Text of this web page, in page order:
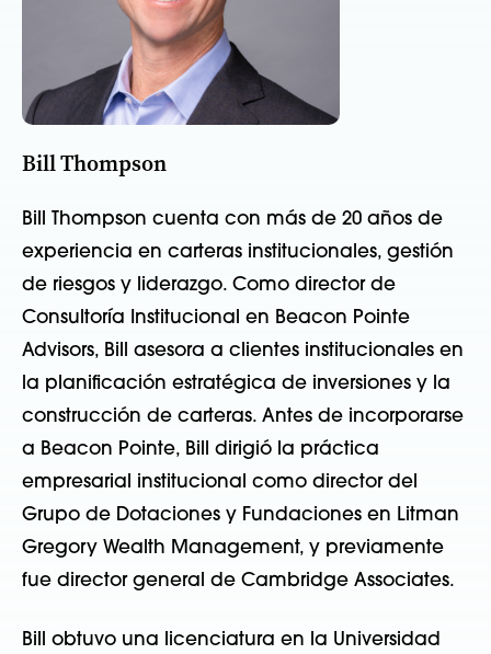
Bill Thompson
Bill Thompson cuenta con más de 20 años de
experiencia en carteras institucionales, gestión
de riesgos y liderazgo. Como director de
Consultoría Institucional en Beacon Pointe
Advisors, Bill asesora a clientes institucionales en
la planificación estratégica de inversiones y la
construcción de carteras. Antes de incorporarse
a Beacon Pointe, Bill dirigió la práctica
empresarial institucional como director del
Grupo de Dotaciones y Fundaciones en Litman
Gregory Wealth Management, y previamente
fue director general de Cambridge Associates.
Bill obtuvo una licenciatura en la Universidad